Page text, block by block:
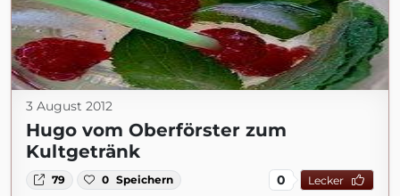
3 August 2012
Hugo vom Oberförster zum
Kultgetränk
79 0 Speichern 0 Lecker